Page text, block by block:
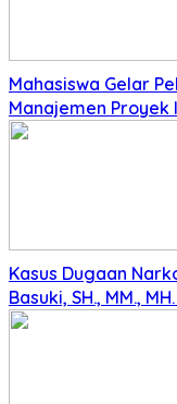
Mahasiswa Gelar
Manajemen Proyek
Kasus Dugaan
Basuki, SH., MM.,